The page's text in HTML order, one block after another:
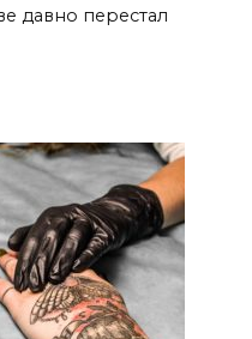
давно перестал